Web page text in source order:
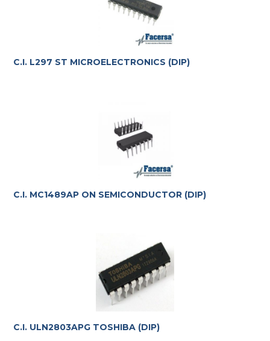
C.I. L297 ST MICROELECTRONICS (DIP)
C.I. MC1489AP ON SEMICONDUCTOR (DIP)
C.I. ULN2803APG TOSHIBA (DIP)